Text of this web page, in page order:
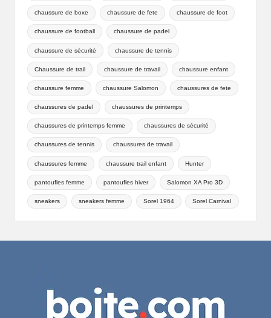
chaussure de boxe chaussure de fete chaussure de foot
chaussure de football chaussure de padel
chaussure de sécurité chaussure de tennis
Chaussure de trail chaussure de travail chaussure enfant
chaussure femme chaussure Salomon chaussures de fete
chaussures de padel chaussures de printemps
chaussures de printemps femme chaussures de sécurité
chaussures de tennis chaussures de travail
chaussures femme chaussure trail enfant Hunter
pantoufles femme pantoufles hiver Salomon XA Pro 3D
sneakers sneakers femme Sorel 1964 Sorel Carnival